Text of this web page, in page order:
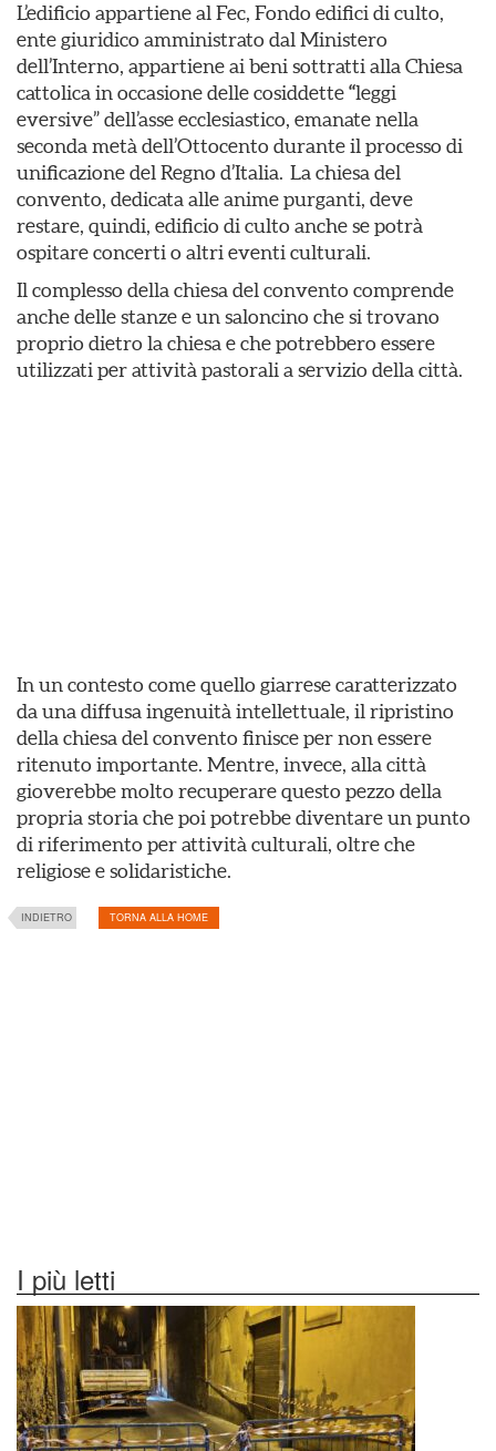
L’edificio appartiene al Fec, Fondo edifici di culto,
ente giuridico amministrato dal Ministero
dell’Interno, appartiene ai beni sottratti alla Chiesa
cattolica in occasione delle cosiddette“leggi
eversive” dell’asse ecclesiastico, emanate nella
seconda metà dell’Ottocento durante il processo di
unificazione del Regno d’Italia. La chiesa del
convento, dedicata alle anime purganti, deve
restare, quindi, edificio di culto anche se potrà
ospitare concerti o altri eventi culturali.
Il complesso della chiesa del convento comprende
anche delle stanze e un saloncino che si trovano
proprio dietro la chiesa e che potrebbero essere
utilizzati per attività pastorali a servizio della città.
In un contesto come quello giarrese caratterizzato
da una diffusa ingenuità intellettuale, il ripristino
della chiesa del convento finisce per non essere
ritenuto importante. Mentre, invece, alla città
gioverebbe molto recuperare questo pezzo della
propria storia che poi potrebbe diventare un punto
di riferimento per attività culturali, oltre che
religiose e solidaristiche.
INDIETRO TORNA ALLA HOME
I più letti